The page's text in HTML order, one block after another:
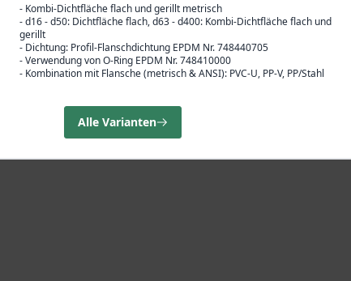
- Kombi-Dichtfläche flach und gerillt metrisch
- d16 - d50: Dichtfläche flach, d63 - d400: Kombi-Dichtfläche flach und
gerillt
- Dichtung: Profil-Flanschdichtung EPDM Nr. 748440705
- Verwendung von O-Ring EPDM Nr. 748410000
- Kombination mit Flansche (metrisch & ANSI): PVC-U, PP-V, PP/Stahl
Alle Varianten